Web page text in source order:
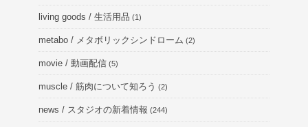
living goods / 生活用品 (1)
metabo / メタボリックシンドローム (2)
movie / 動画配信 (5)
muscle / 筋肉について知ろう (2)
news / スタジオの新着情報 (244)